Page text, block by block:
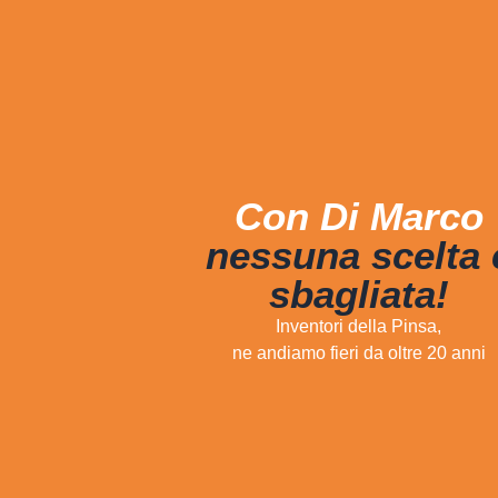
Con Di Marco
nessuna scelta
sbagliata!
Inventori della Pinsa,
ne andiamo fieri da oltre 20 anni